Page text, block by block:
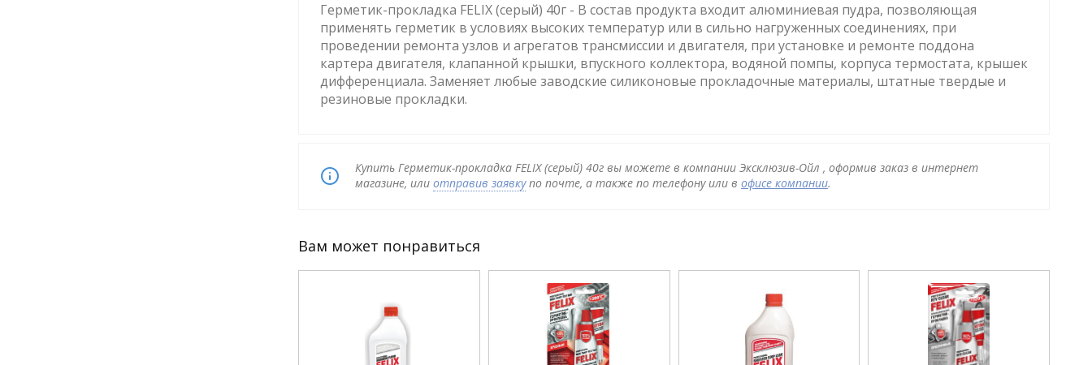
Герметик-прокладка FELIX (серый) 40г - В состав продукта входит алюминиевая пудра, позволяющая
применять герметик в условиях высоких температур или в сильно нагруженных соединениях, при
проведении ремонта узлов и агрегатов трансмиссии и двигателя, при установке и ремонте поддона
картера двигателя, клапанной крышки, впускного коллектора, водяной помпы, корпуса термостата, крышек
дифференциала. Заменяет любые заводские силиконовые прокладочные материалы, штатные твердые и
резиновые прокладки.
Купить Герметик-прокладка FELIX (серый) 40г вы можете в компании Эксклюзив-Ойл , оформив заказ в интернет
магазине, или отправив заявкупо почте, а также по телефону или в офисе компании.
Вам может понравиться